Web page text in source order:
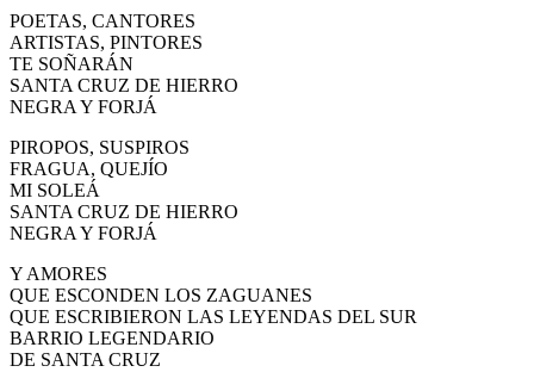
POETAS, CANTORES
ARTISTAS, PINTORES
TE SOÑARÁN
SANTA CRUZ DE HIERRO
NEGRA Y FORJÁ
PIROPOS, SUSPIROS
FRAGUA, QUEJÍO
MI SOLEÁ
SANTA CRUZ DE HIERRO
NEGRA Y FORJÁ
Y AMORES
QUE ESCONDEN LOS ZAGUANES
QUE ESCRIBIERON LAS LEYENDAS DEL SUR
BARRIO LEGENDARIO
DE SANTA CRUZ